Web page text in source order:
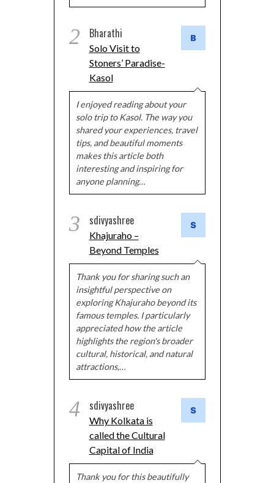
2 Bharathi
Solo Visit to
Stoners’ Paradise-
Kasol
I enjoyed reading about your
solo trip to Kasol. The way you
shared your experiences, travel
tips, and beautiful moments
makes this article both
interesting and inspiring for
anyone planning…
3 sdivyashree
Khajuraho –
Beyond Temples
Thank you for sharing such an
insightful perspective on
exploring Khajuraho beyond its
famous temples. I particularly
appreciated how the article
highlights the region's broader
cultural, historical, and natural
attractions,…
4 sdivyashree
Why Kolkata is
called the Cultural
Capital of India
Thank you for this beautifully